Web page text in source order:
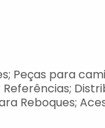
Peças para
Reboques;